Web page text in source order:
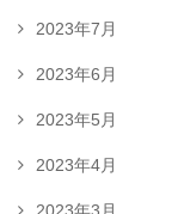
2023年7月
2023年6月
2023年5月
2023年4月